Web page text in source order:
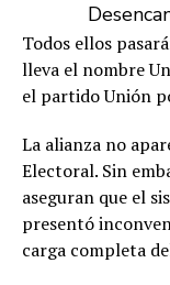
Todos ellos
lleva el nombre
el partido Unión
La alianza no
Electoral. Sin
aseguran que el
presentó
carga completa